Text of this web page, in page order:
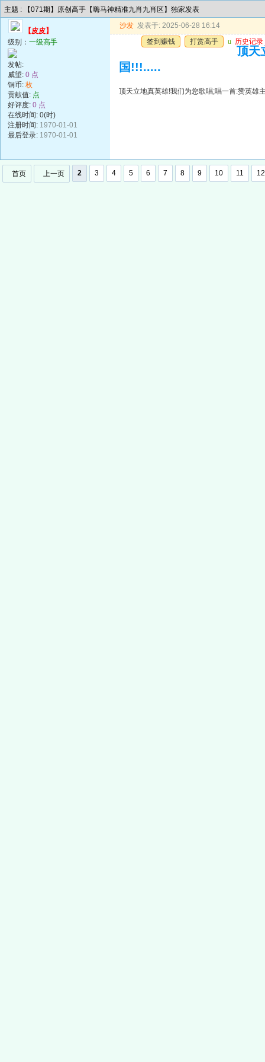
主题 : 【071期】原创高手【嗨马神精准九肖九肖区】独家发表
【皮皮】
级别： 一级高手
发帖:
威望: 0 点
铜币: 枚
贡献值: 点
好评度: 0 点
在线时间: 0(时)
注册时间: 1970-01-01
最后登录: 1970-01-01
沙发 发表于: 2025-06-28 16:14
签到赚钱
打赏高手 u 历史记录
顶天
国!!!.....
顶天立地真英雄!我们为您歌唱;唱一首:赞英雄
首页 上一页 2 3 4 5 6 7 8 9 10 11 12